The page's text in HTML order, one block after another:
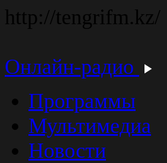
http://tengrifm.kz/
Онлайн-радио
Программы
Мультимедиа
Новости